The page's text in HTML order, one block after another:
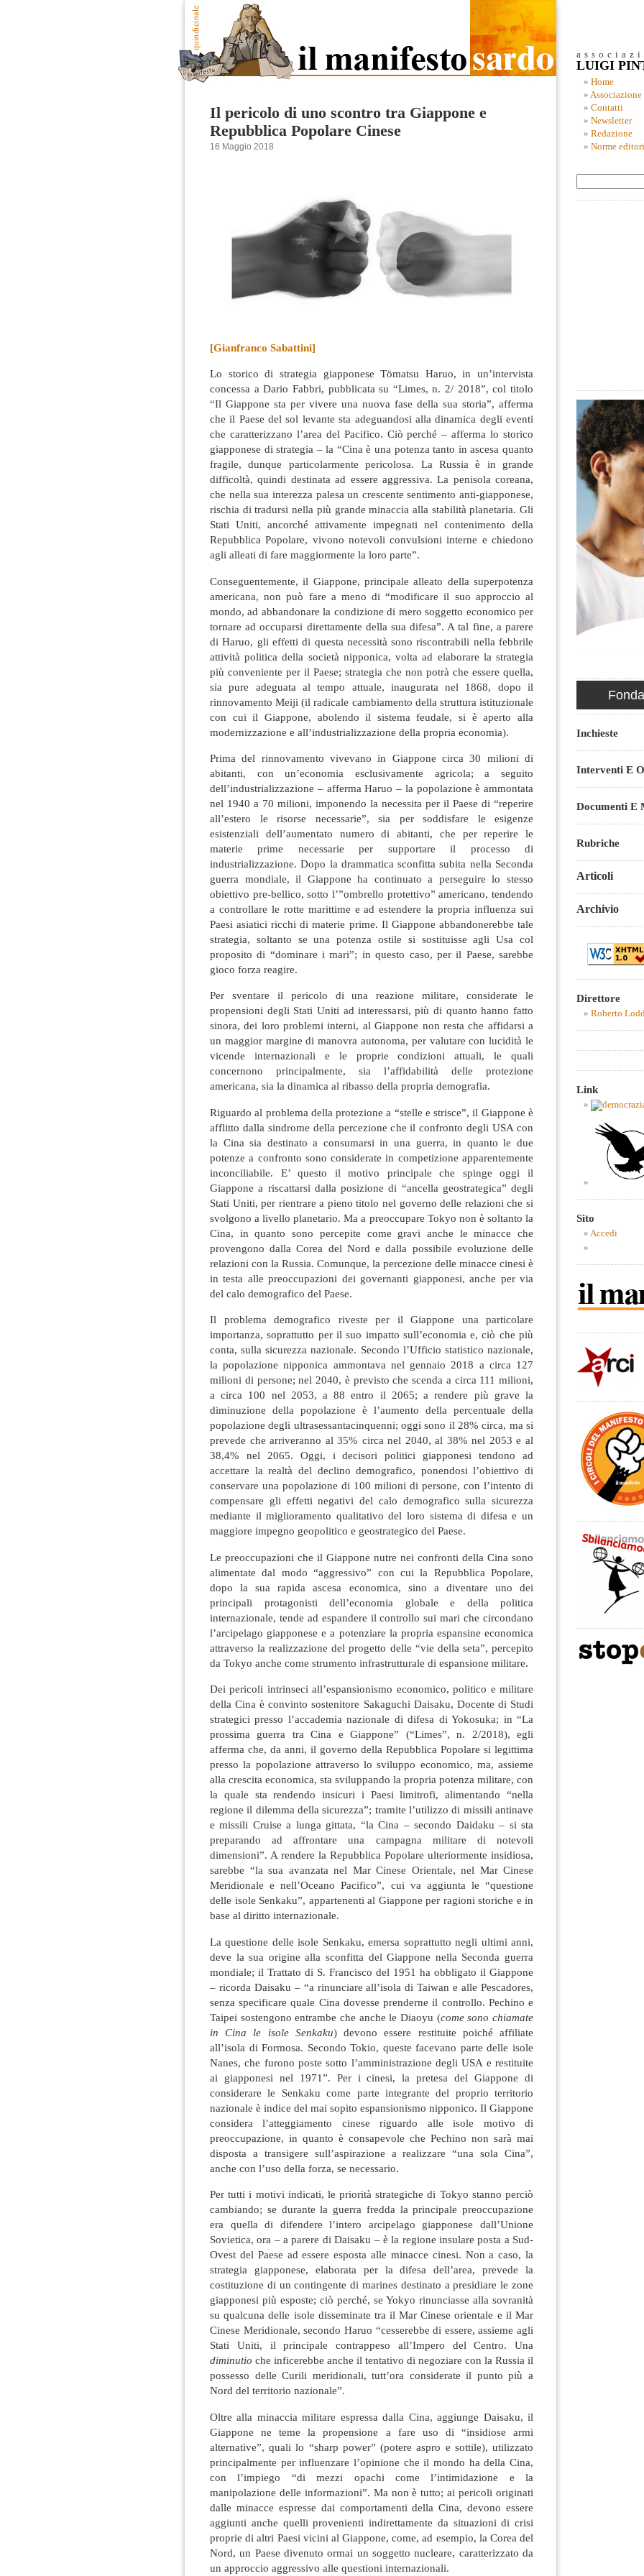
Il pericolo di uno scontro tra Giappone e
Repubblica Popolare Cinese
16 Maggio 2018
[Gianfranco Sabattini]
Lo storico di strategia giapponese Tömatsu Haruo, in un’intervista
concessa a Dario Fabbri, pubblicata su “Limes, n. 2/ 2018”, col titolo
“Il Giappone sta per vivere una nuova fase della sua storia”, afferma
che il Paese del sol levante sta adeguandosi alla dinamica degli eventi
che caratterizzano l’area del Pacifico. Ciò perché – afferma lo storico
giapponese di strategia – la “Cina è una potenza tanto in ascesa quanto
fragile, dunque particolarmente pericolosa. La Russia è in grande
difficoltà, quindi destinata ad essere aggressiva. La penisola coreana,
che nella sua interezza palesa un crescente sentimento anti-giapponese,
rischia di tradursi nella più grande minaccia alla stabilità planetaria. Gli
Stati Uniti, ancorché attivamente impegnati nel contenimento della
Repubblica Popolare, vivono notevoli convulsioni interne e chiedono
agli alleati di fare maggiormente la loro parte”.
Conseguentemente, il Giappone, principale alleato della superpotenza
americana, non può fare a meno di “modificare il suo approccio al
mondo, ad abbandonare la condizione di mero soggetto economico per
tornare ad occuparsi direttamente della sua difesa”. A tal fine, a parere
di Haruo, gli effetti di questa necessità sono riscontrabili nella febbrile
attività politica della società nipponica, volta ad elaborare la strategia
più conveniente per il Paese; strategia che non potrà che essere quella,
sia pure adeguata al tempo attuale, inaugurata nel 1868, dopo il
rinnovamento Meiji (il radicale cambiamento della struttura istituzionale
con cui il Giappone, abolendo il sistema feudale, si è aperto alla
modernizzazione e all’industrializzazione della propria economia).
Prima del rinnovamento vivevano in Giappone circa 30 milioni di
abitanti, con un’economia esclusivamente agricola; a seguito
dell’industrializzazione – afferma Haruo – la popolazione è ammontata
nel 1940 a 70 milioni, imponendo la necessita per il Paese di “reperire
all’estero le risorse necessarie”, sia per soddisfare le esigenze
esistenziali dell’aumentato numero di abitanti, che per reperire le
materie prime necessarie per supportare il processo di
industrializzazione. Dopo la drammatica sconfitta subita nella Seconda
guerra mondiale, il Giappone ha continuato a perseguire lo stesso
obiettivo pre-bellico, sotto l’”ombrello protettivo” americano, tendendo
a controllare le rotte marittime e ad estendere la propria influenza sui
Paesi asiatici ricchi di materie prime. Il Giappone abbandonerebbe tale
strategia, soltanto se una potenza ostile si sostituisse agli Usa col
proposito di “dominare i mari”; in questo caso, per il Paese, sarebbe
gioco forza reagire.
Per sventare il pericolo di una reazione militare, considerate le
propensioni degli Stati Uniti ad interessarsi, più di quanto hanno fatto
sinora, dei loro problemi interni, al Giappone non resta che affidarsi a
un maggior margine di manovra autonoma, per valutare con lucidità le
vicende internazionali e le proprie condizioni attuali, le quali
concernono principalmente, sia l’affidabilità delle protezione
americana, sia la dinamica al ribasso della propria demografia.
Riguardo al problema della protezione a “stelle e strisce”, il Giappone è
afflitto dalla sindrome della percezione che il confronto degli USA con
la Cina sia destinato a consumarsi in una guerra, in quanto le due
potenze a confronto sono considerate in competizione apparentemente
inconciliabile. E’ questo il motivo principale che spinge oggi il
Giappone a riscattarsi dalla posizione di “ancella geostrategica” degli
Stati Uniti, per rientrare a pieno titolo nel governo delle relazioni che si
svolgono a livello planetario. Ma a preoccupare Tokyo non è soltanto la
Cina, in quanto sono percepite come gravi anche le minacce che
provengono dalla Corea del Nord e dalla possibile evoluzione delle
relazioni con la Russia. Comunque, la percezione delle minacce cinesi è
in testa alle preoccupazioni dei governanti giapponesi, anche per via
del calo demografico del Paese.
Il problema demografico riveste per il Giappone una particolare
importanza, soprattutto per il suo impatto sull’economia e, ciò che più
conta, sulla sicurezza nazionale. Secondo l’Ufficio statistico nazionale,
la popolazione nipponica ammontava nel gennaio 2018 a circa 127
milioni di persone; nel 2040, è previsto che scenda a circa 111 milioni,
a circa 100 nel 2053, a 88 entro il 2065; a rendere più grave la
diminuzione della popolazione è l’aumento della percentuale della
popolazione degli ultrasessantacinquenni; oggi sono il 28% circa, ma si
prevede che arriveranno al 35% circa nel 2040, al 38% nel 2053 e al
38,4% nel 2065. Oggi, i decisori politici giapponesi tendono ad
accettare la realtà del declino demografico, ponendosi l’obiettivo di
conservare una popolazione di 100 milioni di persone, con l’intento di
compensare gli effetti negativi del calo demografico sulla sicurezza
mediante il miglioramento qualitativo del loro sistema di difesa e un
maggiore impegno geopolitico e geostrategico del Paese.
Le preoccupazioni che il Giappone nutre nei confronti della Cina sono
alimentate dal modo “aggressivo” con cui la Repubblica Popolare,
dopo la sua rapida ascesa economica, sino a diventare uno dei
principali protagonisti dell’economia globale e della politica
internazionale, tende ad espandere il controllo sui mari che circondano
l’arcipelago giapponese e a potenziare la propria espansine economica
attraverso la realizzazione del progetto delle “vie della seta”, percepito
da Tokyo anche come strumento infrastrutturale di espansione militare.
Dei pericoli intrinseci all’espansionismo economico, politico e militare
della Cina è convinto sostenitore Sakaguchi Daisaku, Docente di Studi
strategici presso l’accademia nazionale di difesa di Yokosuka; in “La
prossima guerra tra Cina e Giappone” (“Limes”, n. 2/2018), egli
afferma che, da anni, il governo della Repubblica Popolare si legittima
presso la popolazione attraverso lo sviluppo economico, ma, assieme
alla crescita economica, sta sviluppando la propria potenza militare, con
la quale sta rendendo insicuri i Paesi limitrofi, alimentando “nella
regione il dilemma della sicurezza”; tramite l’utilizzo di missili antinave
e missili Cruise a lunga gittata, “la Cina – secondo Daidaku – si sta
preparando ad affrontare una campagna militare di notevoli
dimensioni”. A rendere la Repubblica Popolare ulteriormente insidiosa,
sarebbe “la sua avanzata nel Mar Cinese Orientale, nel Mar Cinese
Meridionale e nell’Oceano Pacifico”, cui va aggiunta le “questione
delle isole Senkaku”, appartenenti al Giappone per ragioni storiche e in
base al diritto internazionale.
La questione delle isole Senkaku, emersa soprattutto negli ultimi anni,
deve la sua origine alla sconfitta del Giappone nella Seconda guerra
mondiale; il Trattato di S. Francisco del 1951 ha obbligato il Giappone
– ricorda Daisaku – “a rinunciare all’isola di Taiwan e alle Pescadores,
senza specificare quale Cina dovesse prenderne il controllo. Pechino e
Taipei sostengono entrambe che anche le Diaoyu (come sono chiamate
in Cina le isole Senkaku) devono essere restituite poiché affiliate
all’isola di Formosa. Secondo Tokio, queste facevano parte delle isole
Nanes, che furono poste sotto l’amministrazione degli USA e restituite
ai giapponesi nel 1971”. Per i cinesi, la pretesa del Giappone di
considerare le Senkaku come parte integrante del proprio territorio
nazionale è indice del mai sopito espansionismo nipponico. Il Giappone
considera l’atteggiamento cinese riguardo alle isole motivo di
preoccupazione, in quanto è consapevole che Pechino non sarà mai
disposta a transigere sull’aspirazione a realizzare “una sola Cina”,
anche con l’uso della forza, se necessario.
Per tutti i motivi indicati, le priorità strategiche di Tokyo stanno perciò
cambiando; se durante la guerra fredda la principale preoccupazione
era quella di difendere l’intero arcipelago giapponese dall’Unione
Sovietica, ora – a parere di Daisaku – è la regione insulare posta a Sud-
Ovest del Paese ad essere esposta alle minacce cinesi. Non a caso, la
strategia giapponese, elaborata per la difesa dell’area, prevede la
costituzione di un contingente di marines destinato a presidiare le zone
giapponesi più esposte; ciò perché, se Yokyo rinunciasse alla sovranità
su qualcuna delle isole disseminate tra il Mar Cinese orientale e il Mar
Cinese Meridionale, secondo Haruo “cesserebbe di essere, assieme agli
Stati Uniti, il principale contrappeso all’Impero del Centro. Una
diminutio che inficerebbe anche il tentativo di negoziare con la Russia il
possesso delle Curili meridionali, tutt’ora considerate il punto più a
Nord del territorio nazionale”.
Oltre alla minaccia militare espressa dalla Cina, aggiunge Daisaku, il
Giappone ne teme la propensione a fare uso di “insidiose armi
alternative”, quali lo “sharp power” (potere aspro e sottile), utilizzato
principalmente per influenzare l’opinione che il mondo ha della Cina,
con l’impiego “di mezzi opachi come l’intimidazione e la
manipolazione delle informazioni”. Ma non è tutto; ai pericoli originati
dalle minacce espresse dai comportamenti della Cina, devono essere
aggiunti anche quelli provenienti indirettamente da situazioni di crisi
proprie di altri Paesi vicini al Giappone, come, ad esempio, la Corea del
Nord, un Paese divenuto ormai un soggetto nucleare, caratterizzato da
un approccio aggressivo alle questioni internazionali.
LUIGI
Home
Associazione
Contatti
Newsletter
Redazione
Norme
Inchieste
Interventi E
Documenti E
Rubriche
Articoli
Archivio
Direttore
Roberto
Link
Sito
Accedi